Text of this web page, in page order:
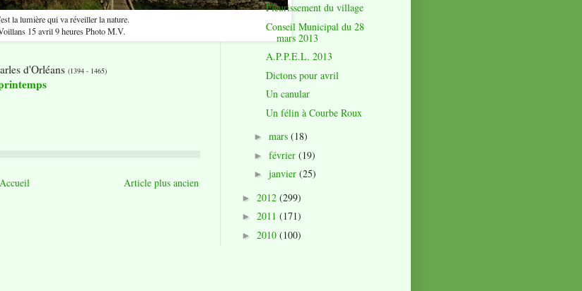
la lumière qui va réveiller la nature.
15 avril 9 heures Photo M.V.
d'Orléans (1394 - 1465)
Article plus ancien
Accueil
Fleurissement du village
Conseil Municipal du 28
mars 2013
A.P.P.E.L. 2013
Dictons pour avril
Un canular
Un félin à Courbe Roux
► mars (18)
► février (19)
► janvier (25)
► 2012 (299)
► 2011 (171)
► 2010 (100)